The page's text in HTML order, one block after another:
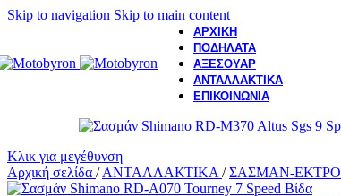
Skip to navigation Skip to main content
ΑΡΧΙΚΗ
ΠΟΔΗΛΑΤΑ
ΑΞΕΣΟΥΑΡ
ΑΝΤΑΛΛΑΚΤΙΚΑ
ΕΠΙΚΟΙΝΩΝΙΑ
Κλικ για μεγέθυνση
Αρχική σελίδα / ΑΝΤΑΛΛΑΚΤΙΚΑ / ΣΑΣΜΑΝ-